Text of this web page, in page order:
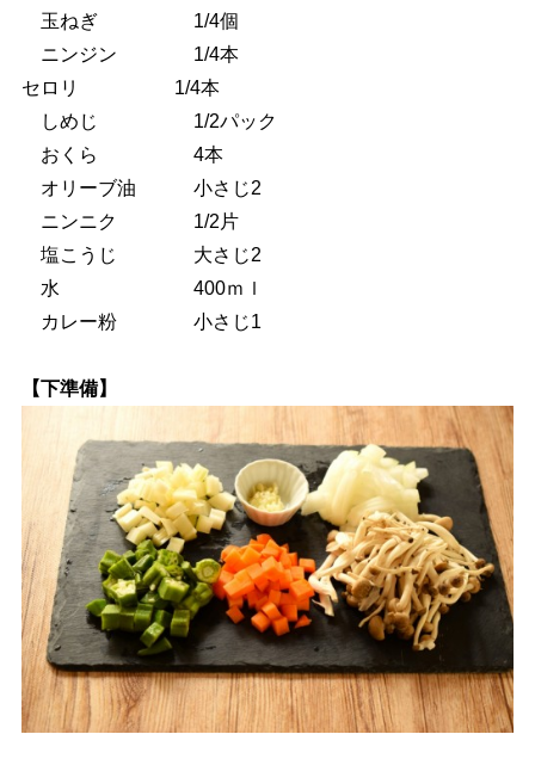
玉ねぎ 1/4個
ニンジン 1/4本
セロリ 1/4本
しめじ 1/2パック
おくら 4本
オリーブ油 小さじ2
ニンニク 1/2片
塩こうじ 大さじ2
水 400ｍｌ
カレー粉 小さじ1
【下準備】